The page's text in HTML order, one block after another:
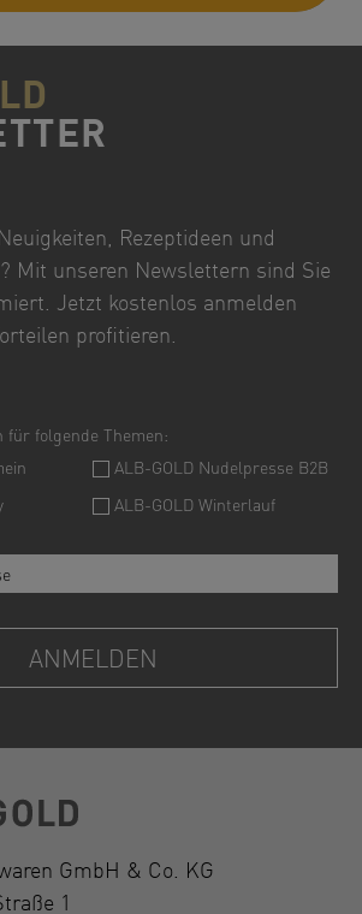
Rezeptideen und
Mit unseren Newslettern sind Sie
Jetzt kostenlos anmelden
profitieren.
GmbH & Co. KG
1